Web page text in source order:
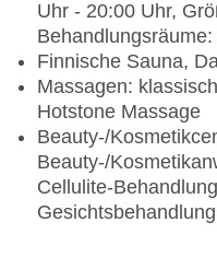
Uhr - 20:00 Uhr,
Behandlungsräume:
Finnische Sauna,
Massagen:
Hotstone Massage
Beauty-/
Beauty-/
Cellulite-